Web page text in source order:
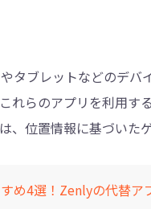
タブレットなどのデ
れらのアプリを利用
、位置情報に基づいた
め4選！Zenlyの代替ア